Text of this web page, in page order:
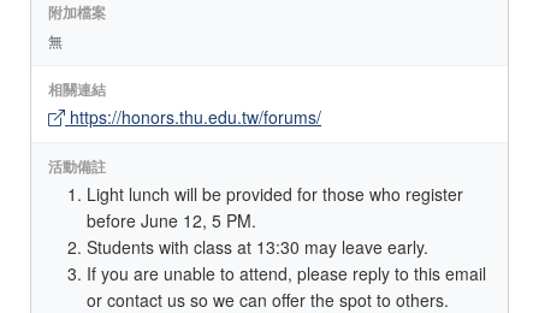
附加檔案
無
相關連結
https://honors.thu.edu.tw/forums/
活動備註
Light lunch will be provided for those who register
before June 12, 5 PM.
Students with class at 13:30 may leave early.
If you are unable to attend, please reply to this email
or contact us so we can offer the spot to others.